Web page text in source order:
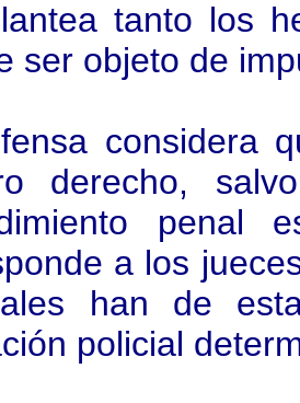
tanto los
ser objeto de
considera
derecho,
penal
a los
han de
policial